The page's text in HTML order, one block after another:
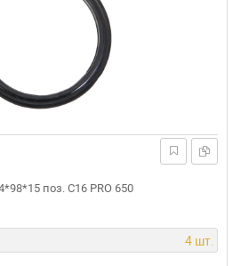
поз. C16 PRO 650
4 шт.